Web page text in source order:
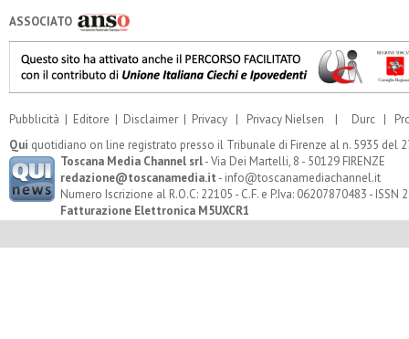
ASSOCIATO
Pubblicità | Editore | Disclaimer | Privacy | Privacy Nielsen | Durc |
Qui quotidiano on line registrato presso il Tribunale di Firenze al n. 5935 del
Toscana Media Channel srl- Via Dei Martelli, 8 - 50129 FIRENZE
redazione@toscanamedia.it - info@toscanamediachannel.it
Numero Iscrizione al R.O.C: 22105 - C.F. e P.Iva: 06207870483 - ISSN
Fatturazione Elettronica M5UXCR1